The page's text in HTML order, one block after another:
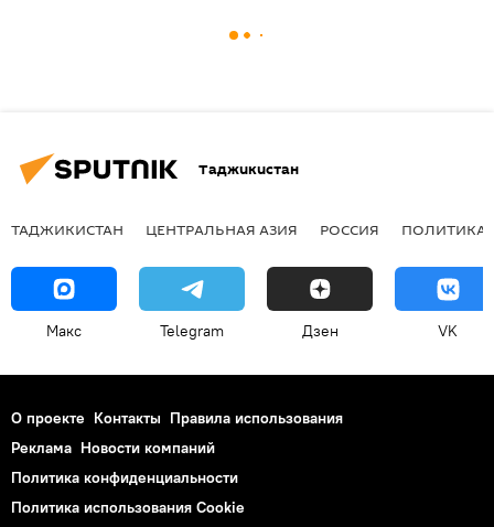
Таджикистан
ТАДЖИКИСТАН ЦЕНТРАЛЬНАЯ АЗИЯ РОССИЯ ПОЛИТИКА
Макс Telegram Дзен VK
О проекте Контакты Правила использования
Реклама Новости компаний
Политика конфиденциальности
Политика использования Cookie